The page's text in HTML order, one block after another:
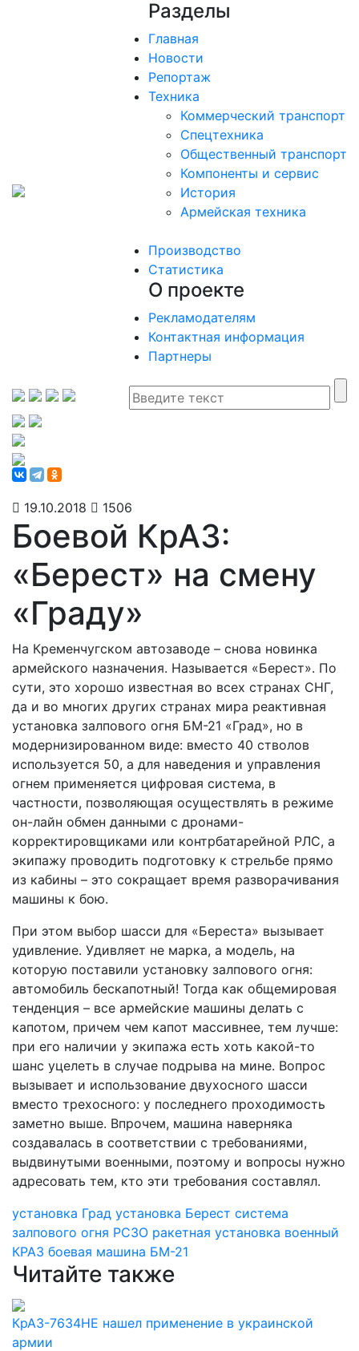
Разделы
Главная
Новости
Репортаж
Техника
Коммерческий транспорт
Спецтехника
Общественный транспорт
Компоненты и сервис
История
Армейская техника
Производство
Статистика
О проекте
Рекламодателям
Контактная информация
Партнеры
19.10.2018 1506
Боевой КрАЗ:
«Берест» на смену
«Граду»
На Кременчугском автозаводе – снова новинка
армейского назначения. Называется «Берест». По
сути, это хорошо известная во всех странах СНГ,
да и во многих других странах мира реактивная
установка залпового огня БМ-21 «Град», но в
модернизированном виде: вместо 40 стволов
используется 50, а для наведения и управления
огнем применяется цифровая система, в
частности, позволяющая осуществлять в режиме
он-лайн обмен данными с дронами-
корректировщиками или контрбатарейной РЛС, а
экипажу проводить подготовку к стрельбе прямо
из кабины – это сокращает время разворачивания
машины к бою.
При этом выбор шасси для «Береста» вызывает
удивление. Удивляет не марка, а модель, на
которую поставили установку залпового огня:
автомобиль бескапотный! Тогда как общемировая
тенденция – все армейские машины делать с
капотом, причем чем капот массивнее, тем лучше:
при его наличии у экипажа есть хоть какой-то
шанс уцелеть в случае подрыва на мине. Вопрос
вызывает и использование двухосного шасси
вместо трехосного: у последнего проходимость
заметно выше. Впрочем, машина наверняка
создавалась в соответствии с требованиями,
выдвинутыми военными, поэтому и вопросы нужно
адресовать тем, кто эти требования составлял.
установка Град установка Берест система
залпового огня РСЗО ракетная установка военный
КРАЗ боевая машина БМ-21
Читайте также
КрАЗ-7634НЕ нашел применение в украинской
армии